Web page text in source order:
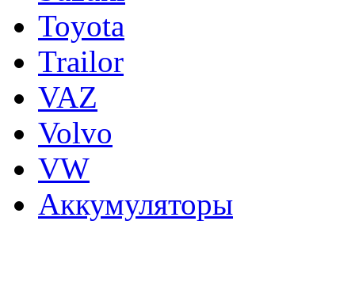
Toyota
Trailor
VAZ
Volvo
VW
Аккумуляторы